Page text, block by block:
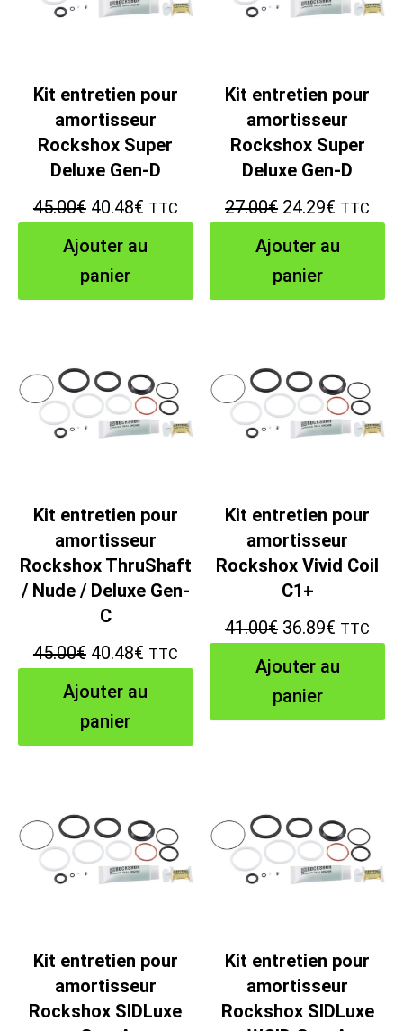
Kit entretien pour
amortisseur
Rockshox Super
Deluxe Gen-D
45.00€ Le
prix
initial
était :
40.48€Le
est :
TTC
Ajouter au
panier
Kit entretien pour
amortisseur
Rockshox Super
Deluxe Gen-D
27.00€ Le
prix
initial
était :
24.29€ Le
est :
TTC
Ajouter au
panier
Kit entretien pour
amortisseur
Rockshox ThruShaft
/ Nude / Deluxe Gen-
C
45.00€ Le
prix
initial
était :
40.48€Le
est :
TTC
Ajouter au
panier
Kit entretien pour
amortisseur
Rockshox Vivid Coil
C1+
41.00€ Le
prix
initial
était :
36.89€ Le
est :
TTC
Ajouter au
panier
Kit entretien pour
amortisseur
Rockshox SIDLuxe
Kit entretien pour
amortisseur
Rockshox SIDLuxe